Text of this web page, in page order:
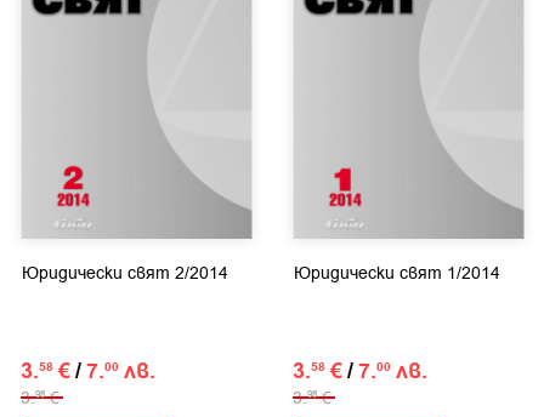
Юридически свят 2/2014
3.58 €/7.00 лв.
3.98 €
Юридически свят 1/2014
3.58 €/7.00 лв.
3.98 €